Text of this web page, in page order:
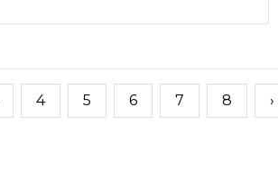
4 5 6 7 8 ›